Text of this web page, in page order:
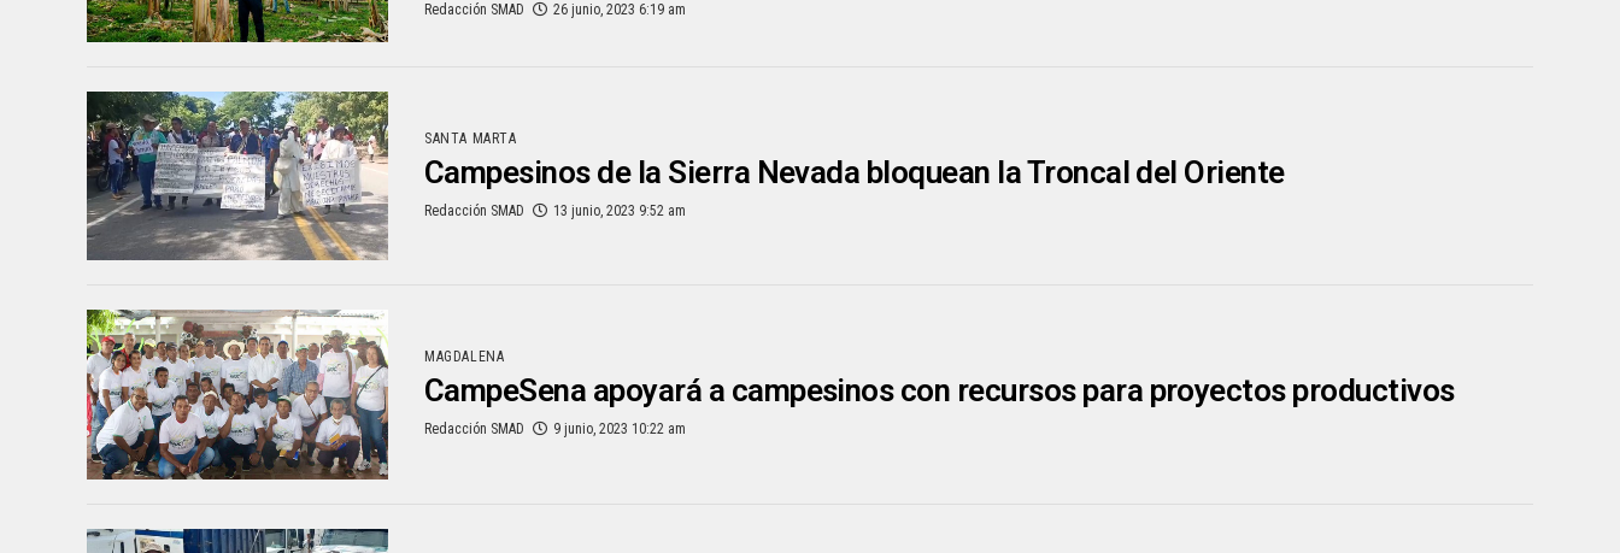
Redacción SMAD 26 junio, 2023 6:19 am
SANTA MARTA
Campesinos de la Sierra Nevada bloquean la Troncal del Oriente
Redacción SMAD 13 junio, 2023 9:52 am
MAGDALENA
CampeSena apoyará a campesinos con recursos para proyectos productivos
Redacción SMAD 9 junio, 2023 10:22 am